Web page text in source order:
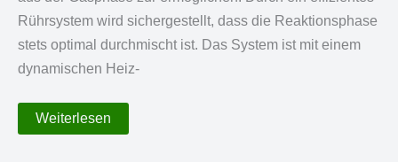
Rührsystem wird sichergestellt, dass die Reaktionsphase
stets optimal durchmischt ist. Das System ist mit einem
dynamischen Heiz-
Gasphasenpolymerisationsanlage
Weiterlesen